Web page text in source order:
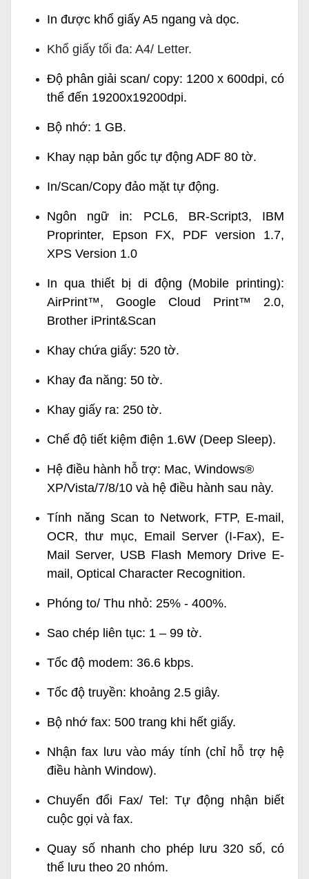
In được khổ giấy A5 ngang và dọc.
Khổ giấy tối đa: A4/ Letter.
Độ phân giải scan/ copy: 1200 x 600dpi, có
thể đến 19200x19200dpi.
Bộ nhớ: 1 GB.
Khay nạp bản gốc tự động ADF 80 tờ.
In/Scan/Copy đảo mặt tự động.
Ngôn ngữ in: PCL6, BR-Script3, IBM
Proprinter, Epson FX, PDF version 1.7,
XPS Version 1.0
In qua thiết bị di động (Mobile printing):
AirPrint™, Google Cloud Print™ 2.0,
Brother iPrint&Scan
Khay chứa giấy: 520 tờ.
Khay đa năng: 50 tờ.
Khay giấy ra: 250 tờ.
Chế độ tiết kiệm điện 1.6W (Deep Sleep).
Hệ điều hành hỗ trợ: Mac, Windows®
XP/Vista/7/8/10 và hệ điều hành sau này.
Tính năng Scan to Network, FTP, E-mail,
OCR, thư mục, Email Server (I-Fax), E-
Mail Server, USB Flash Memory Drive E-
mail, Optical Character Recognition.
Phóng to/ Thu nhỏ: 25% - 400%.
Sao chép liên tục: 1 – 99 tờ.
Tốc độ modem: 36.6 kbps.
Tốc độ truyền: khoảng 2.5 giây.
Bộ nhớ fax: 500 trang khi hết giấy.
Nhận fax lưu vào máy tính (chỉ hỗ trợ hệ
điều hành Window).
Chuyển đổi Fax/ Tel: Tự động nhận biết
cuộc gọi và fax.
Quay số nhanh cho phép lưu 320 số, có
thể lưu theo 20 nhóm.